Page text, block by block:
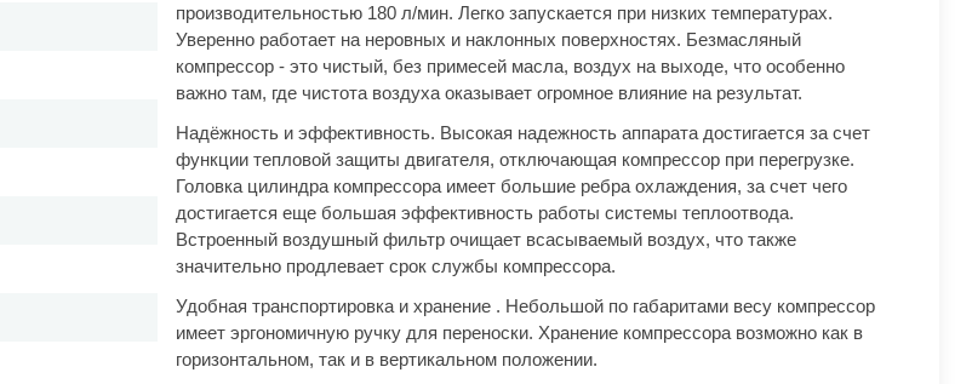
производительностью 180 л/мин. Легко запускается при низких температурах.
Уверенно работает на неровных и наклонных поверхностях. Безмасляный
компрессор - это чистый, без примесей масла, воздух на выходе, что особенно
важно там, где чистота воздуха оказывает огромное влияние на результат.
Надёжность и эффективность. Высокая надежность аппарата достигается за счет
функции тепловой защиты двигателя, отключающая компрессор при перегрузке.
Головка цилиндра компрессора имеет большие ребра охлаждения, за счет чего
достигается еще большая эффективность работы системы теплоотвода.
Встроенный воздушный фильтр очищает всасываемый воздух, что также
значительно продлевает срок службы компрессора.
Удобная транспортировка и хранение . Небольшой по габаритами весу компрессор
имеет эргономичную ручку для переноски. Хранение компрессора возможно как в
горизонтальном, так и в вертикальном положении.